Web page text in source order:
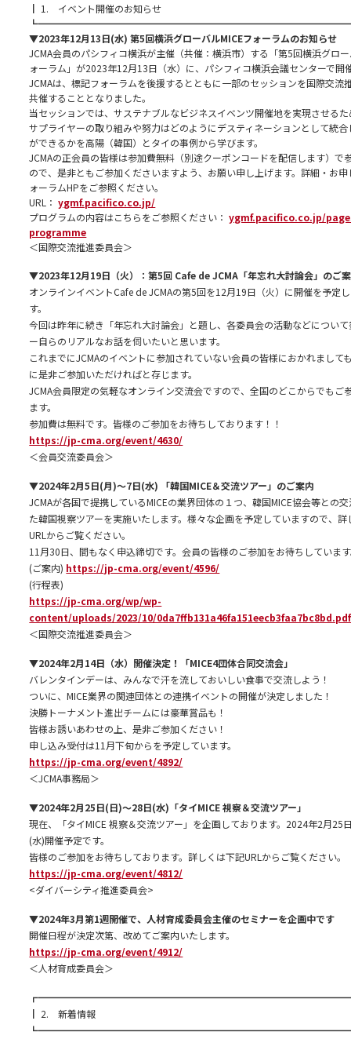
┃ 1. イベント開催のお知らせ
▼2023年12月13日(水) 第5回横浜グローバルMICEフォーラムのお知らせ
JCMA会員のパシフィコ横浜が主催（共催：横浜市）する「第5回横浜グロ
ォーラム」が2023年12月13日（水）に、パシフィコ横浜会議センターで開
JCMAは、標記フォーラムを後援するとともに一部のセッションを国際交流
共催することとなりました。
当セッションでは、サステナブルなビジネスイベンツ開催地を実現させる
サプライヤーの取り組みや努力はどのようにデスティネーションとして統
ができるかを高陽（韓国）とタイの事例から学びます。
JCMAの正会員の皆様は参加費無料（別途クーポンコードを配信します）で
ので、是非ともご参加くださいますよう、お願い申し上げます。詳細・お
ォーラムHPをご参照ください。
URL： ygmf.pacifico.co.jp/
プログラムの内容はこちらをご参照ください： ygmf.pacifico.co.jp/
programme
＜国際交流推進委員会＞
▼2023年12月19日（火）：第5回 Cafe de JCMA「年忘れ大討論会」のご
オンラインイベントCafe de JCMAの第5回を12月19日（火）に開催を予定
す。
今回は昨年に続き「年忘れ大討論会」と題し、各委員会の活動などについ
ー自らのリアルなお話を伺いたいと思います。
これまでにJCMAのイベントに参加されていない会員の皆様におかれまして
に是非ご参加いただければと存じます。
JCMA会員限定の気軽なオンライン交流会ですので、全国のどこからでもご
ます。
参加費は無料です。皆様のご参加をお待ちしております！！
https://jp-cma.org/event/4630/
＜会員交流委員会＞
▼2024年2月5日(月)～7日(水) 「韓国MICE＆交流ツアー」のご案内
JCMAが各国で提携しているMICEの業界団体の１つ、韓国MICE協会等との
た韓国視察ツアーを実施いたします。様々な企画を予定していますので、詳
URLからご覧ください。
11月30日、間もなく申込締切です。会員の皆様のご参加をお待ちしていま
(ご案内) https://jp-cma.org/event/4596/
(行程表)
https://jp-cma.org/wp/wp-
content/uploads/2023/10/0da7ffb131a46fa151eecb3faa7bc8bd.pdf
＜国際交流推進委員会＞
▼2024年2月14日（水）開催決定！「MICE4団体合同交流会」
バレンタインデーは、みんなで汗を流しておいしい食事で交流しよう！
ついに、MICE業界の関連団体との連携イベントの開催が決定しました！
決勝トーナメント進出チームには豪華賞品も！
皆様お誘いあわせの上、是非ご参加ください！
申し込み受付は11月下旬からを予定しています。
https://jp-cma.org/event/4892/
＜JCMA事務局＞
▼2024年2月25日(日)～28日(水)「タイMICE 視察＆交流ツアー」
現在、「タイMICE 視察＆交流ツアー」を企画しております。2024年2月25
(水)開催予定です。
皆様のご参加をお待ちしております。詳しくは下記URLからご覧ください。
https://jp-cma.org/event/4812/
<ダイバーシティ推進委員会>
▼2024年3月第1週開催で、人材育成委員会主催のセミナーを企画中です
開催日程が決定次第、改めてご案内いたします。
https://jp-cma.org/event/4912/
＜人材育成委員会＞
┃ 2. 新着情報